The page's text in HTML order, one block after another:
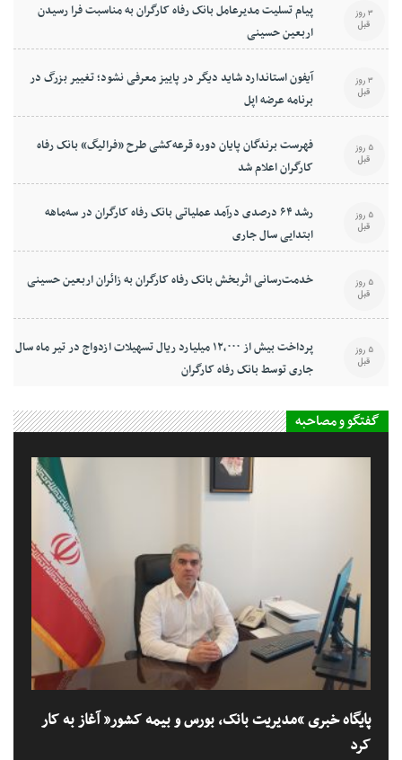
پیام تسلیت مدیرعامل بانک رفاه کارگران به مناسبت فرا رسیدن
اربعین حسینی
3 روز
قبل
آیفون استاندارد شاید دیگر در پاییز معرفی نشود؛ تغییر بزرگ در
برنامه عرضه اپل
3 روز
قبل
فهرست برندگان پایان دوره قرعه‌کشی طرح «فرالیگ» بانک رفاه
کارگران اعلام شد
5 روز
قبل
رشد ۶۴ درصدی درآمد عملیاتی بانک رفاه کارگران در سه‌ماهه
ابتدایی سال جاری
5 روز
قبل
خدمت‌رسانی اثربخش بانک رفاه کارگران به زائران اربعین حسینی 5 روز
قبل
پرداخت بیش از ۱۲,۰۰۰ میلیارد ریال تسهیلات ازدواج در تیر ماه سال
جاری توسط بانک رفاه کارگران
5 روز
قبل
گفتگو و مصاحبه
پایگاه خبری “مدیریت بانک، بورس و بیمه کشور” آغاز به کار
کرد